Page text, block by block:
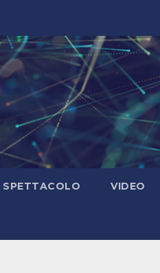
SPETTACOLO VIDEO